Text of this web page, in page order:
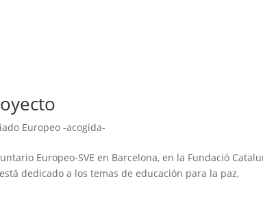
Europeo -acogida-
Europeo-SVE en Barcelona, en la Fundació
dedicado a los temas de educación para la paz,